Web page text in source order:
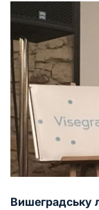
Вишеградську